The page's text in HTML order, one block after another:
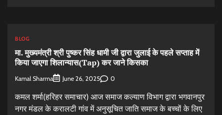
BLOG
मा. मुख्यमंत्री श्री पुष्कर सिंह धामी जी द्वारा जुलाई के पहले सप्ताह में
किया जाएगा शिलान्यास(Tap) कर जाने किसका
Kamal Sharma June 26, 2025 0
कमल शर्मा(हरिहर समाचार) आज समाज कल्याण विभाग द्वारा भगवानपुर
नगर मंडल के करालटी गांव में अनुसूचित जाति समाज के बच्चों के लिए